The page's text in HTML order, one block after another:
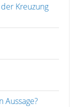
Kreuzung
Aussage?